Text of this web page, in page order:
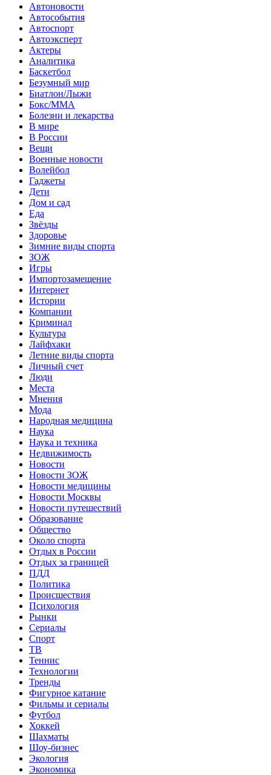
Автоновости
Автособытия
Автоспорт
Автоэксперт
Актеры
Аналитика
Баскетбол
Безумный мир
Биатлон/Лыжи
Бокс/MMA
Болезни и лекарства
В мире
В России
Вещи
Военные новости
Волейбол
Гаджеты
Дети
Дом и сад
Еда
Звёзды
Здоровье
Зимние виды спорта
ЗОЖ
Игры
Импортозамещение
Интернет
Истории
Компании
Криминал
Культура
Лайфхаки
Летние виды спорта
Личный счет
Люди
Места
Мнения
Мода
Народная медицина
Наука
Наука и техника
Недвижимость
Новости
Новости ЗОЖ
Новости медицины
Новости Москвы
Новости путешествий
Образование
Общество
Около спорта
Отдых в России
Отдых за границей
ПДД
Политика
Происшествия
Психология
Рынки
Сериалы
Спорт
ТВ
Теннис
Технологии
Тренды
Фигурное катание
Фильмы и сериалы
Футбол
Хоккей
Шахматы
Шоу-бизнес
Экология
Экономика